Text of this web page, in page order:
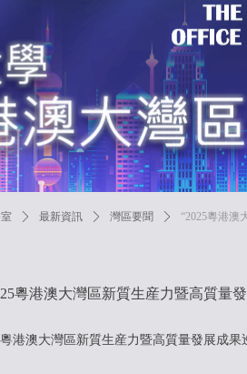
粵港澳大灣區新質生産力暨高質量
ꄲ 最新資訊 ꄲ 灣區要聞 ꄲ “2025粵港澳
港澳大灣區新質生産力暨高質量發展成果